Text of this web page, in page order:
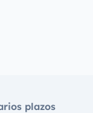
plazos